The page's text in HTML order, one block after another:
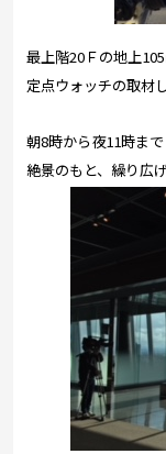
最上階20Ｆの地上
定点ウォッチの取材
朝8時から夜11時まで
絶景のもと、繰り広